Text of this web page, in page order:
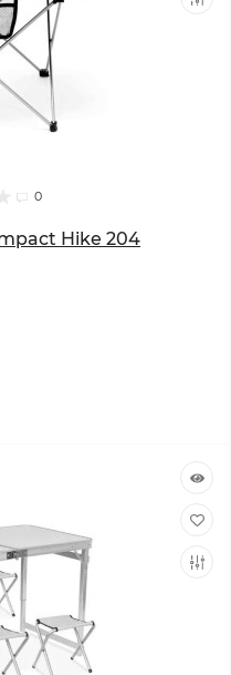
0
Hike 204